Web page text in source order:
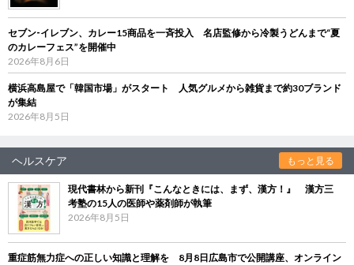
セブン‐イレブン、カレー15商品を一斉投入 名店監修から冷製うどんまで“夏
のカレーフェス”を開催中
2026年8月6日
横浜高島屋で「韓国市場」がスタート 人気グルメから雑貨まで約30ブランド
が集結
2026年8月5日
ヘルスケア もっと見る
現代書林から新刊『こんなときには、まず、漢方！』 漢方三
考塾の15人の医師や薬剤師が執筆
2026年8月5日
重症筋無力症への正しい知識と理解を 8月8日広島市で公開講座、オンライン